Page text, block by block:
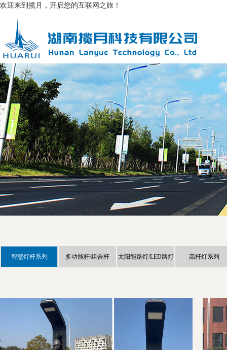
欢迎来到揽月，开启您的互联网之旅！
智慧灯杆系列 多功能杆/组合杆 太阳能路灯/LED路灯 高杆灯系列